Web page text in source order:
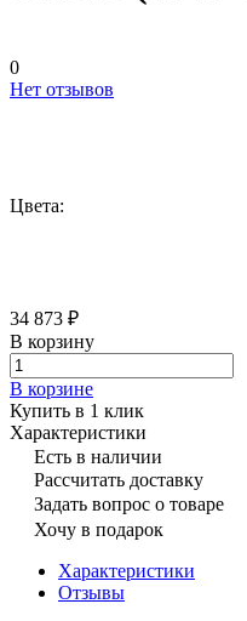
0
Нет отзывов
Цвета:
34 873 ₽
В корзину
В корзине
Купить в 1 клик
Характеристики
Есть в наличии
Рассчитать доставку
Задать вопрос о товаре
Хочу в подарок
Характеристики
Отзывы